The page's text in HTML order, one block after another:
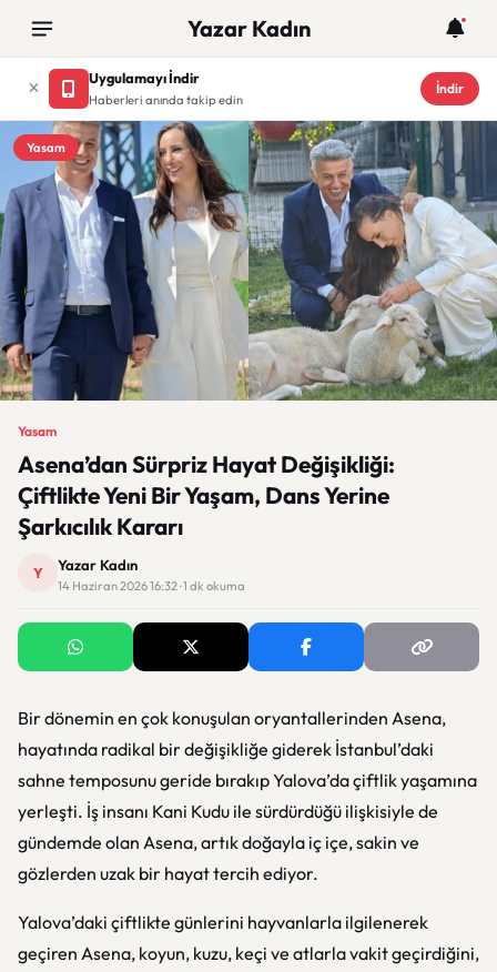
Yazar Kadın
Uygulamayı İndir
Haberleri anında takip edin
İndir
Yasam
Yasam
Asena’dan Sürpriz Hayat Değişikliği:
Çiftlikte Yeni Bir Yaşam, Dans Yerine
Şarkıcılık Kararı
Y Yazar Kadın
14 Haziran 2026 16:32 · 1 dk okuma
Bir dönemin en çok konuşulan oryantallerinden Asena,
hayatında radikal bir değişikliğe giderek İstanbul’daki
sahne temposunu geride bırakıp Yalova’da çiftlik yaşamına
yerleşti. İş insanı Kani Kudu ile sürdürdüğü ilişkisiyle de
gündemde olan Asena, artık doğayla iç içe, sakin ve
gözlerden uzak bir hayat tercih ediyor.
Yalova’daki çiftlikte günlerini hayvanlarla ilgilenerek
geçiren Asena, koyun, kuzu, keçi ve atlarla vakit geçirdiğini,